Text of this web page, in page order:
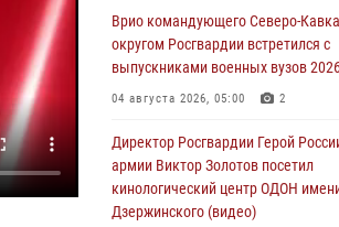
В Бурятии и Приамурье
задержали подозреваемых в
обороте наркотиков
06 августа 2026, 06:15
На Сахалине при участии СОБР
пресекли нелегальную добычу
06 августа 2026, 05:12
Врио командующего Северо-
округом Росгвардии встретился с
выпускниками военных вузов
04 августа 2026, 05:00 2
Директор Росгвардии Герой
армии Виктор Золотов посетил
кинологический центр ОДОН
Дзержинского (видео)